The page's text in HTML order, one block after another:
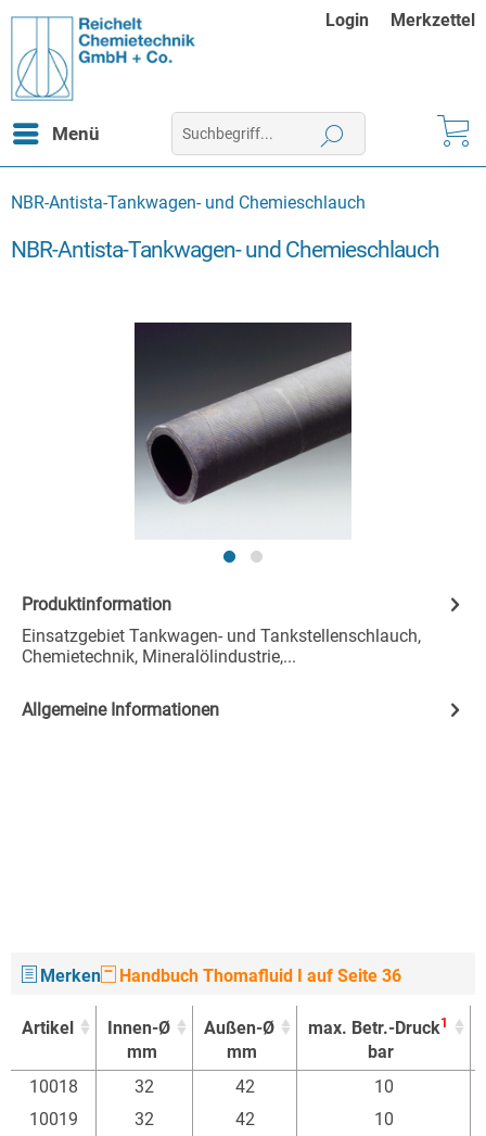
Login Merkzettel
Menü
NBR-Antista-Tankwagen- und Chemieschlauch
NBR-Antista-Tankwagen- und Chemieschlauch
Produktinformation
Einsatzgebiet Tankwagen- und Tankstellenschlauch,
Chemietechnik, Mineralölindustrie,...
Allgemeine Informationen
Merken Handbuch Thomafluid I auf Seite 36
Artikel
Innen-Ø
mm
Außen-Ø
mm
max. Betr.-Druck1
bar
Artikel
Innen-Ø
Außen-Ø
max. Betr.-Druck
10018 32 42
10
10019
32 42
10